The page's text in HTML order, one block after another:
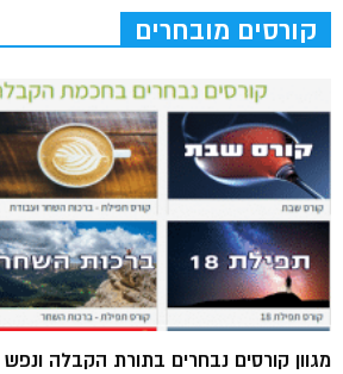
קורסים מובחרים
מגוון קורסים נבחרים בתורת הקבלה